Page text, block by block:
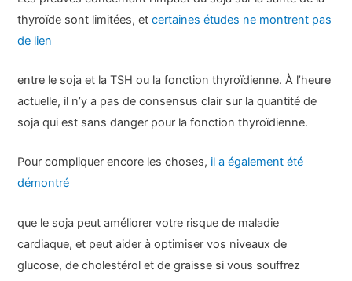
thyroïde sont limitées, etcertaines études ne montrent pas
de lien
entre le soja et la TSH ou la fonction thyroïdienne. À l’heure
actuelle, il n’y a pas de consensus clair sur la quantité de
soja qui est sans danger pour la fonction thyroïdienne.
Pour compliquer encore les choses, il a également été
démontré
que le soja peut améliorer votre risque de maladie
cardiaque, et peut aider à optimiser vos niveaux de
glucose, de cholestérol et de graisse si vous souffrez